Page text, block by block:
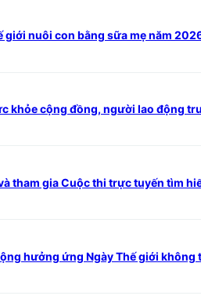
giới nuôi con bằng sữa mẹ năm
khỏe cộng đồng, người lao động
tham gia Cuộc thi trực tuyến tìm
hưởng ứng Ngày Thế giới